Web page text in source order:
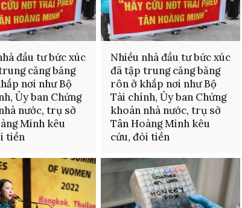
đầu tư bức xúc
căng băng
nơi như Bộ
Ủy ban Chứng
nước, trụ sở
Minh kêu
tiền
Nhiều nhà đầu tư bức xúc
đã tập trung căng băng
rôn ở khắp nơi như Bộ
Tài chính, Ủy ban Chứng
khoán nhà nước, trụ sở
Tân Hoàng Minh kêu
cứu, đòi tiền